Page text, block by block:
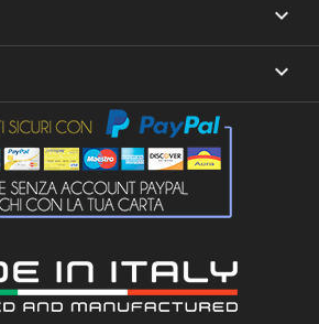
expand_more
keyboard_arrow_down